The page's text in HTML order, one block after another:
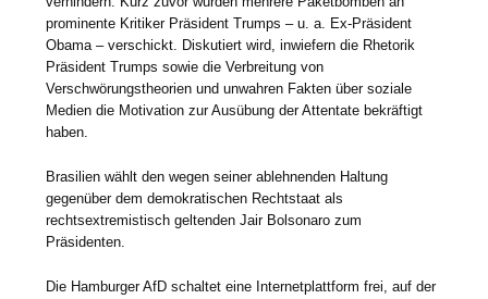
prominente Kritiker Präsident Trumps – u. a. Ex-Präsident
Obama – verschickt. Diskutiert wird, inwiefern die Rhetorik
Präsident Trumps sowie die Verbreitung von
Verschwörungstheorien und unwahren Fakten über soziale
Medien die Motivation zur Ausübung der Attentate bekräftigt
haben.
Brasilien wählt den wegen seiner ablehnenden Haltung
gegenüber dem demokratischen Rechtstaat als
rechtsextremistisch geltenden Jair Bolsonaro zum
Präsidenten.
Die Hamburger AfD schaltet eine Internetplattform frei, auf der